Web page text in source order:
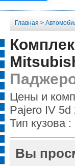
Главная >
Цены и
Pajero IV 5d
Тип кузова :
Вы